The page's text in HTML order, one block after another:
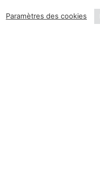
Paramètres des cookies